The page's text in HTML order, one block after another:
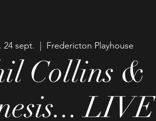
24 sept. Fredericton Playhouse
Collins &
LIVE